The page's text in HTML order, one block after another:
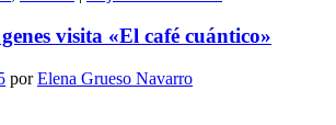
visita «El café cuántico»
porElena Grueso Navarro